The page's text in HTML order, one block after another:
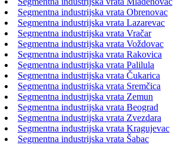
Segmentna industrijska vrata Obrenovac
Segmentna industrijska vrata Lazarevac
Segmentna industrijska vrata Vračar
Segmentna industrijska vrata Voždovac
Segmentna industrijska vrata Rakovica
Segmentna industrijska vrata Palilula
Segmentna industrijska vrata Čukarica
Segmentna industrijska vrata Sremčica
Segmentna industrijska vrata Zemun
Segmentna industrijska vrata Beograd
Segmentna industrijska vrata Zvezdara
Segmentna industrijska vrata Kragujevac
Segmentna industrijska vrata Šabac